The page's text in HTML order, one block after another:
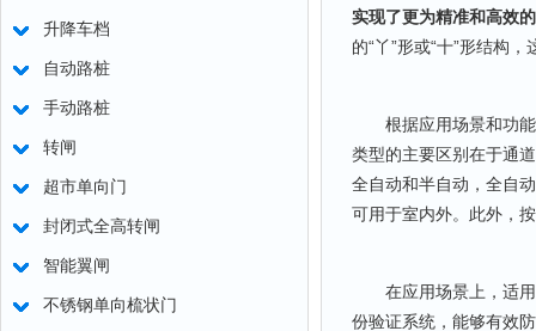
升降车档
自动路桩
手动路桩
转闸
超市单向门
封闭式全高转闸
智能翼闸
不锈钢单向梳状门
实现了更为精准和高效
的“丫”形或“十”形结构
根据应用场景和功能
类型的主要区别在于通
全自动和半自动，全自
可用于室内外。此外，
在应用场景上，适用
份验证系统，能够有效